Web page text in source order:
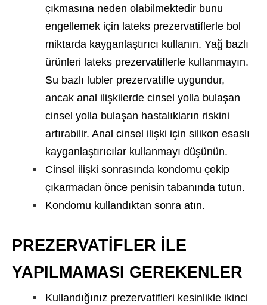
çıkmasına neden olabilmektedir bunu
engellemek için lateks prezervatiflerle bol
miktarda kayganlaştırıcı kullanın. Yağ bazlı
ürünleri lateks prezervatiflerle kullanmayın.
Su bazlı lubler prezervatifle uygundur,
ancak anal ilişkilerde cinsel yolla bulaşan
cinsel yolla bulaşan hastalıkların riskini
artırabilir. Anal cinsel ilişki için silikon esaslı
kayganlaştırıcılar kullanmayı düşünün.
Cinsel ilişki sonrasında kondomu çekip
çıkarmadan önce penisin tabanında tutun.
Kondomu kullandıktan sonra atın.
PREZERVATİFLER İLE
YAPILMAMASI GEREKENLER
Kullandığınız prezervatifleri kesinlikle ikinci